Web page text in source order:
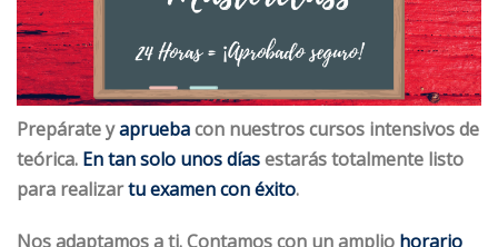
Prepárateyapruebacon nuestros cursos intensivos de
teórica. En tan solo unos díasestarás totalmente listo
para realizartu examen con éxito.
Nos adaptamos a ti. Contamos con un amplio horario